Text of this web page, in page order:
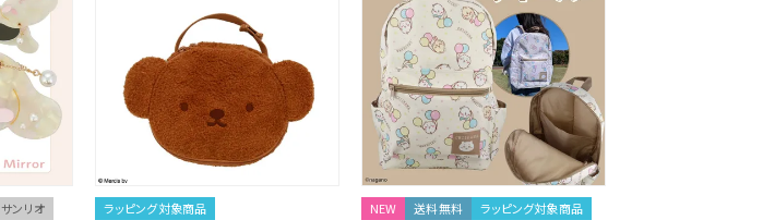
サンリオ ラッピング対象商品 NEW 送料無料
ラッピング対象商品